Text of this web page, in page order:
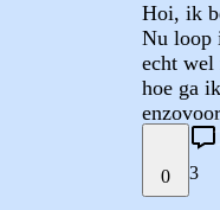
Hoi, ik
Nu loop
echt wel
hoe ga
0 3